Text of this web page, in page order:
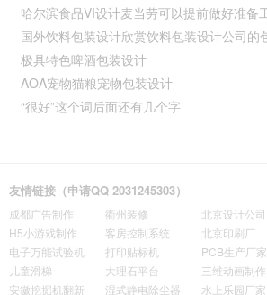
极具特色啤酒包装设计
AOA宠物猫粮宠物包装设计
“很好”这个词后面还有几个字
友情链接（申请QQ 2031245303）
成都广告制作 衢州装修 北京设计公司
H5小游戏制作
客房控制系统 北京印刷厂
电子万能试验机
打印贴标机 PCB生产厂家
儿童滑梯
大理石平台 三维动画制作
安徽挖掘机翻新
湿式静电除尘器 水上乐园厂家